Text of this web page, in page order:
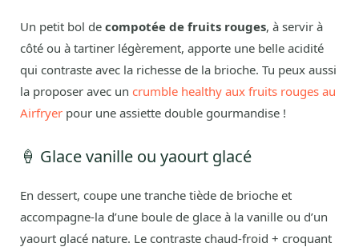
Un petit bol de compotée de fruits rouges, à servir à
côté ou à tartiner légèrement, apporte une belle acidité
qui contraste avec la richesse de la brioche. Tu peux aussi
la proposer avec un crumble healthy aux fruits rouges au
Airfryer pour une assiette double gourmandise !
🍦 Glace vanille ou yaourt glacé
En dessert, coupe une tranche tiède de brioche et
accompagne-la d’une boule de glace à la vanille ou d’un
yaourt glacé nature. Le contraste chaud-froid + croquant